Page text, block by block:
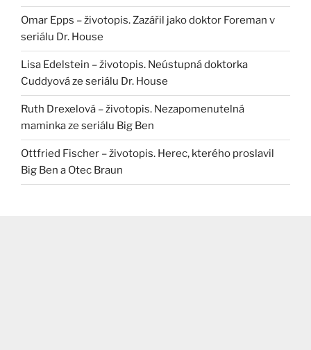
Omar Epps – životopis. Zazářil jako doktor Foreman v
seriálu Dr. House
Lisa Edelstein – životopis. Neústupná doktorka
Cuddyová ze seriálu Dr. House
Ruth Drexelová – životopis. Nezapomenutelná
maminka ze seriálu Big Ben
Ottfried Fischer – životopis. Herec, kterého proslavil
Big Ben a Otec Braun